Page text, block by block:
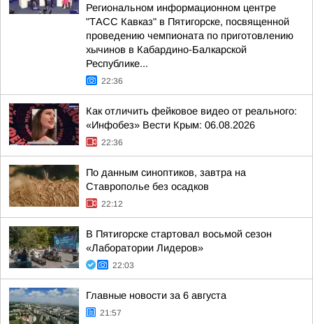
Региональном информационном центре
"ТАСС Кавказ" в Пятигорске, посвященной
проведению чемпионата по приготовлению
хычинов в Кабардино-Балкарской
Республике...
22:36
Как отличить фейковое видео от реального:
«Инфобез» Вести Крым: 06.08.2026
22:36
По данным синоптиков, завтра на
Ставрополье без осадков
22:12
В Пятигорске стартовал восьмой сезон
«Лаборатории Лидеров»
22:03
Главные новости за 6 августа
21:57